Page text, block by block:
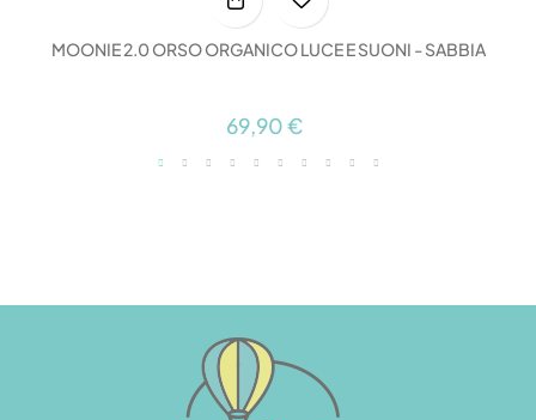
MOONIE 2.0 ORSO ORGANICO LUCE E SUONI - SABBIA
69,90 €